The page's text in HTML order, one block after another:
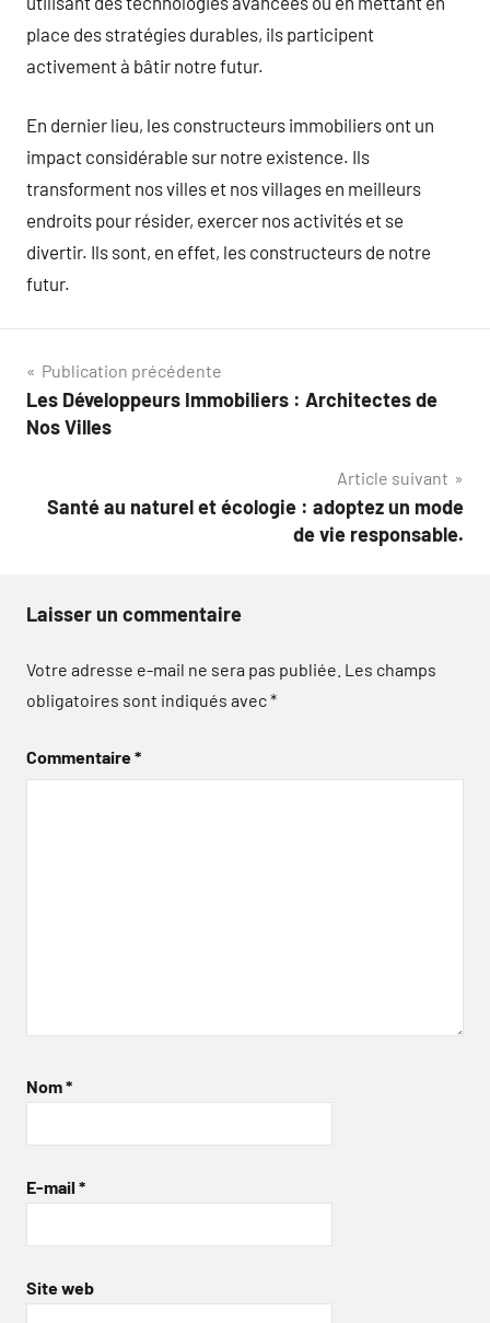
place des stratégies durables, ils participent
activement à bâtir notre futur.
En dernier lieu, les constructeurs immobiliers ont un
impact considérable sur notre existence. Ils
transforment nos villes et nos villages en meilleurs
endroits pour résider, exercer nos activités et se
divertir. Ils sont, en effet, les constructeurs de notre
futur.
Navigation
de
Publication précédente
Les Développeurs Immobiliers : Architectes de
Nos Villes
Article suivant
Santé au naturel et écologie : adoptez un mode
de vie responsable.
Laisser un commentaire
Votre adresse e-mail ne sera pas publiée. Les champs
obligatoires sont indiqués avec*
Commentaire*
Nom*
E-mail *
Site web